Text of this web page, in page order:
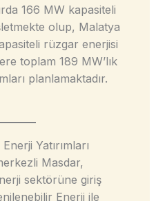
166 MW kapasiteli
olup, Malatya
rüzgar enerjisi
toplam 189 MW’lık
planlamaktadır.
Yatırımları
Masdar,
sektörüne giriş
Enerji ile